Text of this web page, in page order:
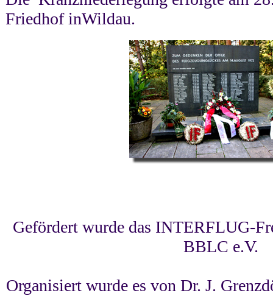
Friedhof inWildau.
Gefördert wurde das INTERFLUG-
BBLC e.V.
Organisiert wurde es von Dr. J.